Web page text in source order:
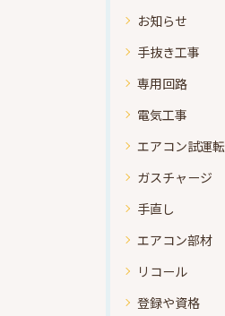
お知らせ
手抜き工事
専用回路
電気工事
エアコン試運転
ガスチャージ
手直し
エアコン部材
リコール
登録や資格